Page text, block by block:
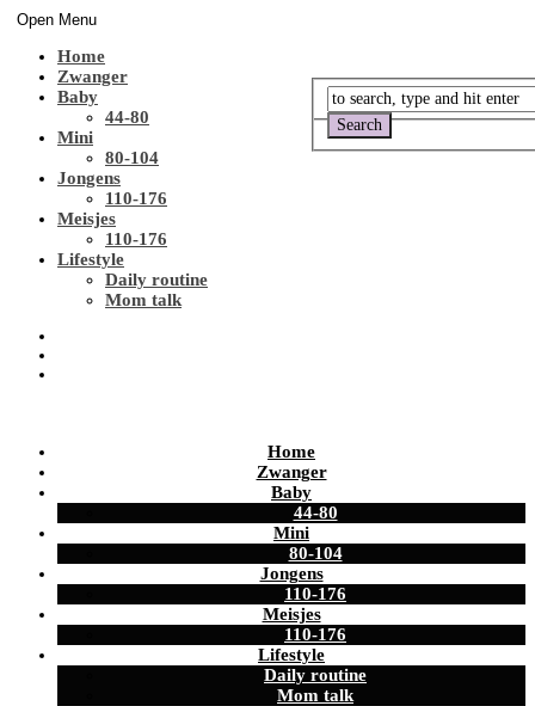
Open Menu
Home
Zwanger
Baby
44-80
Mini
80-104
Jongens
110-176
Meisjes
110-176
Lifestyle
Daily routine
Mom talk
Home
Zwanger
Baby
44-80
Mini
80-104
Jongens
110-176
Meisjes
110-176
Lifestyle
Daily routine
Mom talk